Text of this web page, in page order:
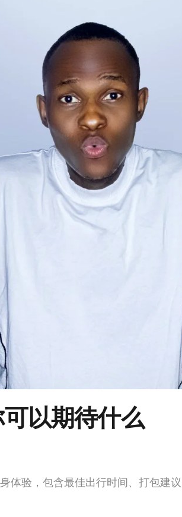
以期待什么
体验，包含最佳出行时间、打包建